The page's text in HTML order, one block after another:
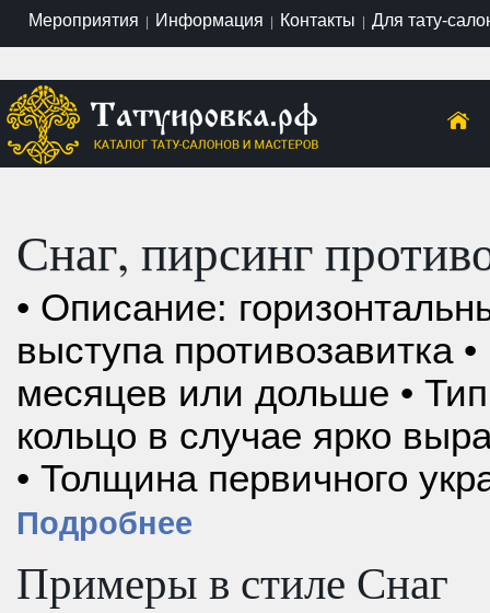
Мероприятия | Информация | Контакты | Для тату-
Снаг, пирсинг
• Описание:
выступа противозавитка
месяцев или дольше •
кольцо в случае ярко
• Толщина первичного
Подробнее
Примеры в стиле Снаг